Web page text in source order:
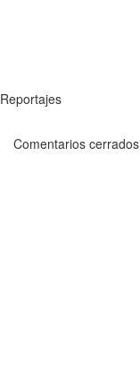
Reportajes
Comentarios cerrados